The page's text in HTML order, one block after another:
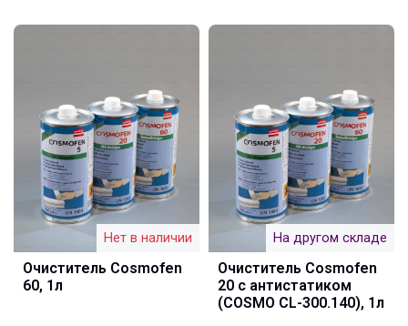
Нет в наличии
Очиститель Cosmofen
60, 1л
На другом складе
Очиститель Cosmofen
20 с антистатиком
(COSMO CL-300.140), 1л